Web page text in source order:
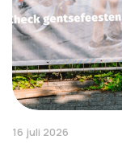
16 juli 2026